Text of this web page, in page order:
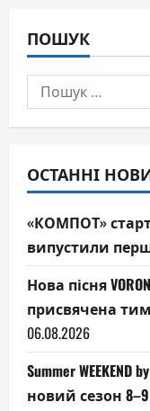
ПОШУК
Пошук:
ОСТАННІ
«КОМПОТ»
випустили
Нова пісня
присвячена
06.08.2026
Summer WEEKEND
новий сезон